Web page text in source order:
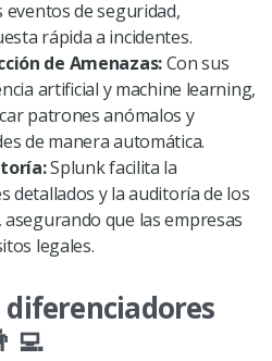
de seguridad,
rápida a incidentes.
de Amenazas:Con sus
artificial y machine learning,
patrones anómalos y
de manera automática.
Splunk facilita la
detallados y la auditoría de los
que las empresas
legales.